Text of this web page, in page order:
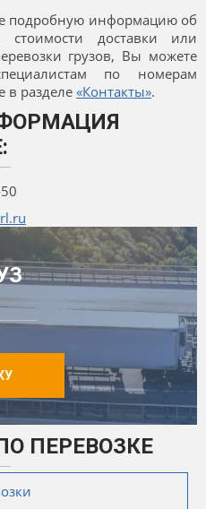
подробную информацию об
стоимости доставки или
грузов, Вы можете
по номерам
в разделе «Контакты».
ПЕРЕВОЗКЕ